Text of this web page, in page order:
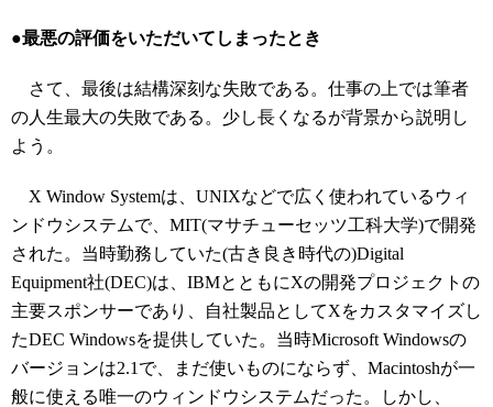
●最悪の評価をいただいてしまったとき
さて、最後は結構深刻な失敗である。仕事の上では筆者
の人生最大の失敗である。少し長くなるが背景から説明し
よう。
X Window Systemは、UNIXなどで広く使われているウィ
ンドウシステムで、MIT(マサチューセッツ工科大学)で開発
された。当時勤務していた(古き良き時代の)Digital
Equipment社(DEC)は、IBMとともにXの開発プロジェクトの
主要スポンサーであり、自社製品としてXをカスタマイズし
たDEC Windowsを提供していた。当時Microsoft Windowsの
バージョンは2.1で、まだ使いものにならず、Macintoshが一
般に使える唯一のウィンドウシステムだった。しかし、